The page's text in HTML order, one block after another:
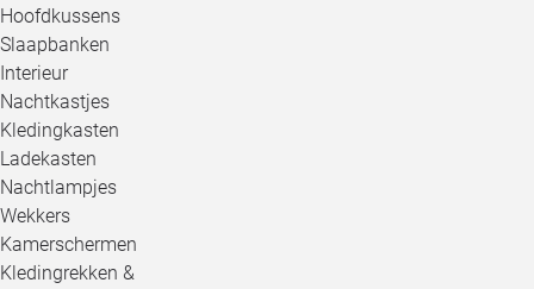
Hoofdkussens
Slaapbanken
Interieur
Nachtkastjes
Kledingkasten
Ladekasten
Nachtlampjes
Wekkers
Kamerschermen
Kledingrekken &